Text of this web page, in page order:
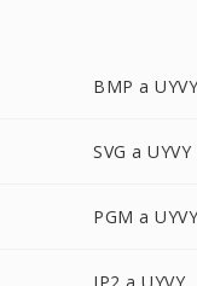
BMP a
SVG a UYVY
PGM a